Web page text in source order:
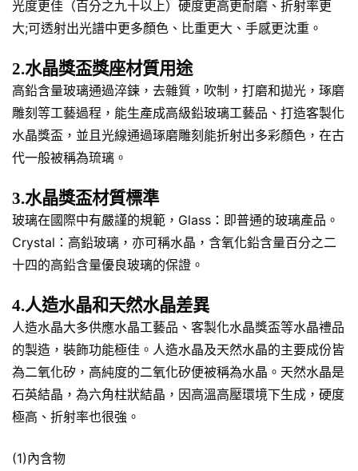
光度更佳（百分之九十以上）硬度更高更耐磨、折射率更
大;可透射出光譜中更多顏色、比重更大、手感更沈重。
2.水晶獎盃獎座材質用途
高鉛含量玻璃通過淬鍊，去雜質，吹制，打磨和拋光，琢磨
雕刻等工藝過程，能生產成高級鉛玻璃工藝品、打造客製化
水晶獎盃，並且光線通過琢磨雕刻能折射出多彩顏色，在古
代一般被稱為琉璃。
3.水晶獎盃材質標準
玻璃在國際中有嚴謹的規範，Glass：即普通的玻璃產品。
Crystal：高鉛玻璃，亦可稱水晶，含氧化鉛含量百分之二
十四的高鉛含量優良玻璃的保證。
4.人造水晶和天然水晶差異
人造水晶大多供應水晶工藝品、客製化水晶獎盃等水晶禮品
的製造，裝飾功能極佳。人造水晶及天然水晶的主要成份皆
為二氧化矽，高純度的二氧化矽便被稱為水晶。天然水晶是
石英結晶，為六角柱狀結晶，因高溫高壓環境下生成，硬度
極高、折射率也很強。
(1)內含物